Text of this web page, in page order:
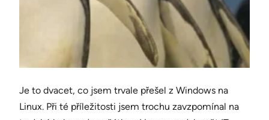
Je to dvacet, co jsem trvale přešel z Windows na
Linux. Při té příležitosti jsem trochu zavzpomínal na